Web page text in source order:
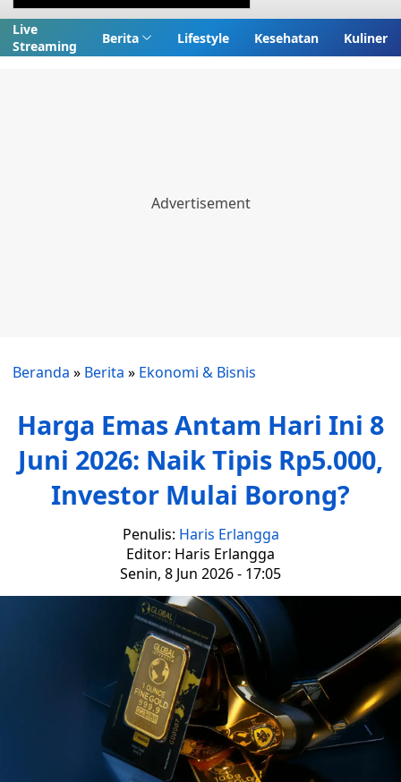
Live
Streaming
Berita Lifestyle Kesehatan Kuliner
Beranda » Berita » Ekonomi & Bisnis
Harga Emas Antam Hari Ini 8
Juni 2026: Naik Tipis Rp5.000,
Investor Mulai Borong?
Penulis: Haris Erlangga
Editor: Haris Erlangga
Senin, 8 Jun 2026 - 17:05